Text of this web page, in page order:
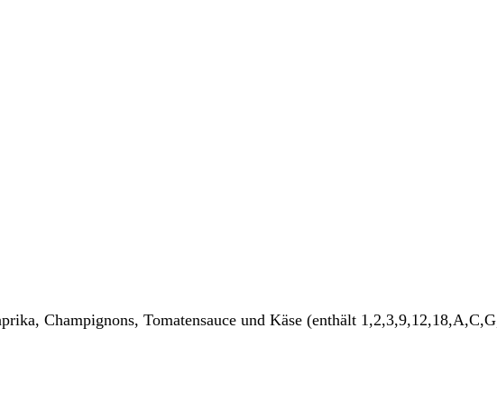
Champignons, Tomatensauce und Käse (enthält